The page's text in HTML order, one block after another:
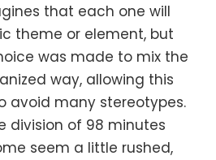
that each one will
theme or element, but
was made to mix the
way, allowing this
avoid many stereotypes.
division of 98 minutes
seem a little rushed,